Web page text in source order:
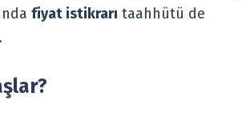
fiyat istikrarı taahhütü de